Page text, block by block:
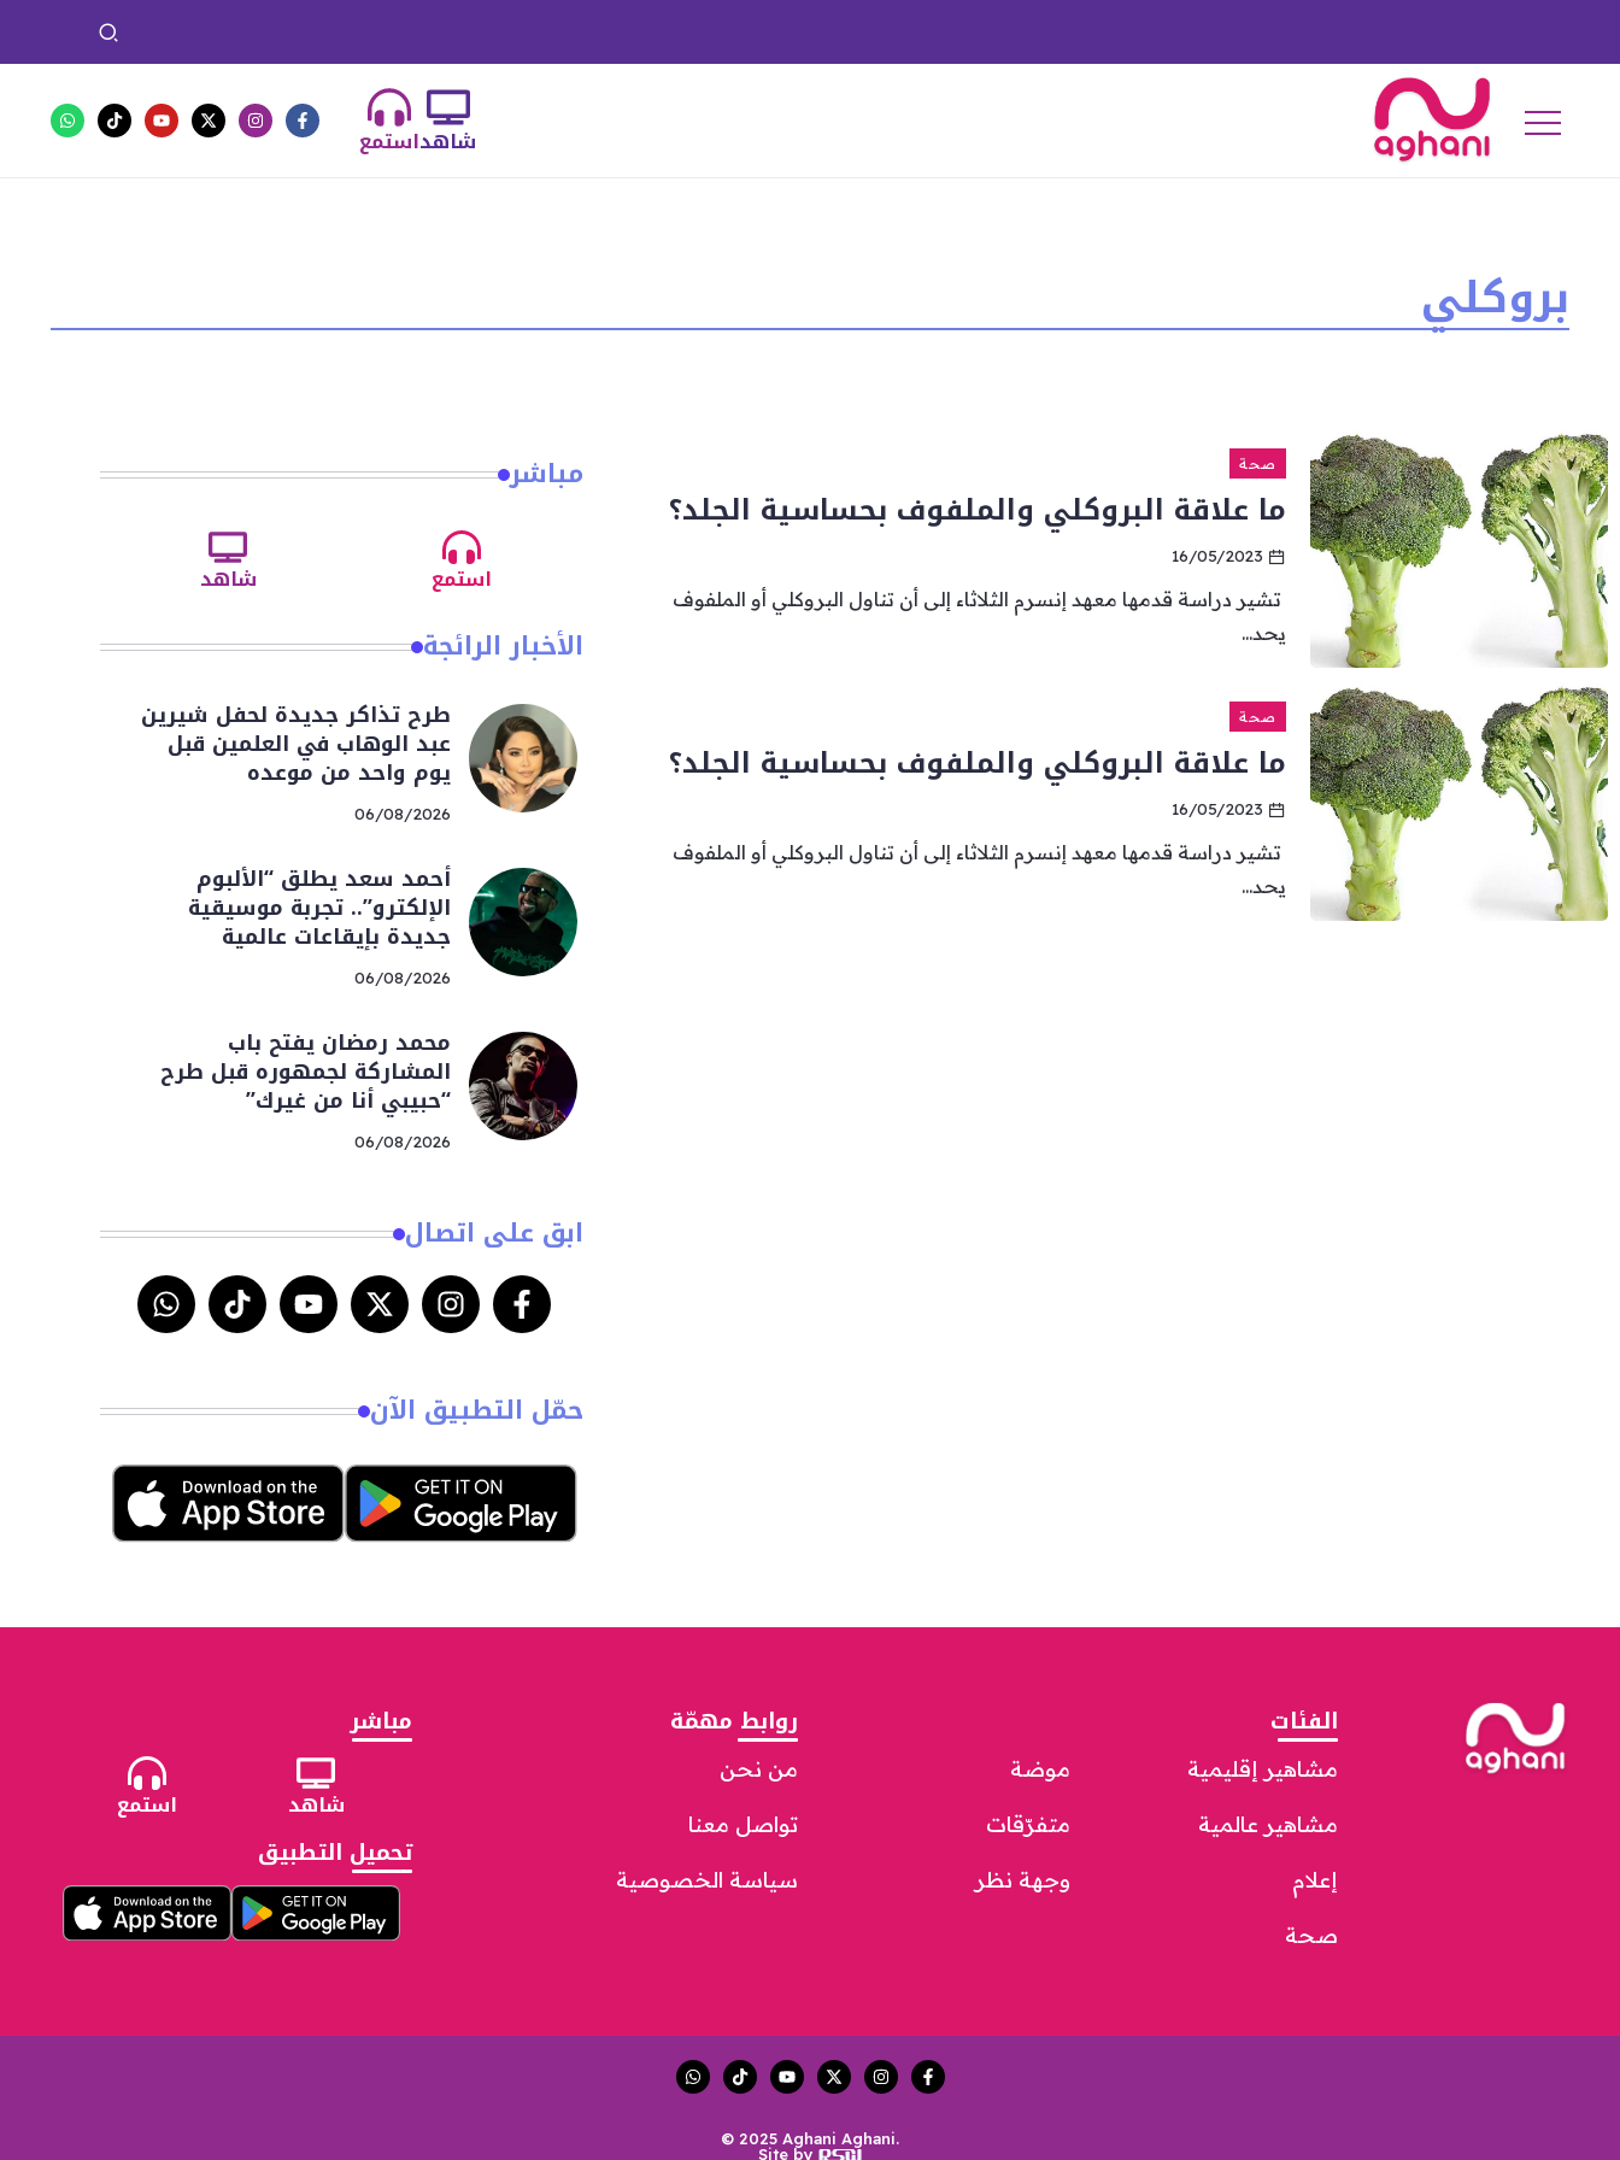
استمعشاهد
بروكلي
صحة
ما علاقة البروكلي والملفوف بحساسية الجلد؟
16/05/2023
تشير دراسة قدمها معهد إنسرم الثلاثاء إلى أن تناول البروكلي أو الملفوف
يحد...
صحة
ما علاقة البروكلي والملفوف بحساسية الجلد؟
16/05/2023
تشير دراسة قدمها معهد إنسرم الثلاثاء إلى أن تناول البروكلي أو الملفوف
يحد...
مباشر
استمع شاهد
الأخبار الرائجة
طرح تذاكر جديدة لحفل شيرين
عبد الوهاب في العلمين قبل
يوم واحد من موعده
06/08/2026
أحمد سعد يطلق “الألبوم
الإلكترو”.. تجربة موسيقية
جديدة بإيقاعات عالمية
06/08/2026
محمد رمضان يفتح باب
المشاركة لجمهوره قبل طرح
“حبيبي أنا من غيرك”
06/08/2026
ابق على اتصال
حمّل التطبيق الآن
الفئات
مشاهير إقليمية
مشاهير عالمية
إعلام
صحة
موضة
متفرّقات
وجهة نظر
روابط مهمّة
من نحن
تواصل معنا
سياسة الخصوصية
مباشر
شاهد استمع
تحميل التطبيق
© 2025 Aghani Aghani.
Site by